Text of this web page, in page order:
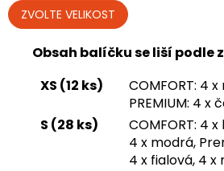
Obsah balíčku se liší podle
XS (12 ks)
COMFORT: 4
PREMIUM: 4 x
S (28 ks)
COMFORT: 4
4 x modrá,
4 x fialová, 4